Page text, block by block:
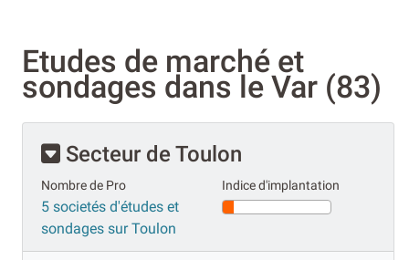
Etudes de marché et
sondages dans le Var (83)
Secteur de Toulon
Nombre de Pro
5 societés d'études et
sondages sur Toulon
Indice d'implantation